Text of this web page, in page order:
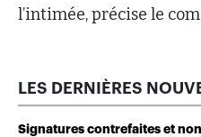
l’intimée, précise le
LES DERNIÈRES
Signatures contrefaites et